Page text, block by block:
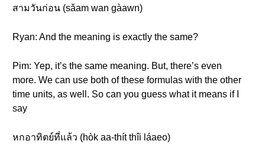
สามวันก่อน (sǎam wan gàawn)
Ryan: And the meaning is exactly the same?
Pim: Yep, it’s the same meaning. But, there’s even
more. We can use both of these formulas with the other
time units, as well. So can you guess what it means if I
say
หกอาทิตย์ที่แล้ว (hòk aa-thít thîi láaeo)